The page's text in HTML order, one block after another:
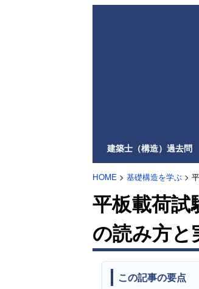
建築士（構造）過去問
HOME > 基礎構造を学ぶ >
平板載荷試
の読み方と
この記事の要点